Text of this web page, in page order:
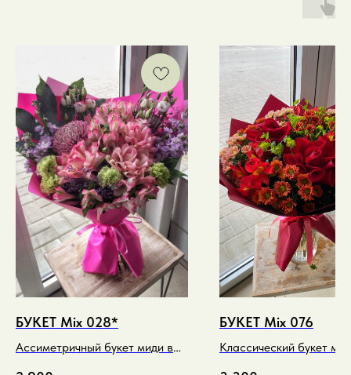
БУКЕТ Mix 028*
Ассиметричный букет миди в
БУКЕТ Mix 076
Классический букет